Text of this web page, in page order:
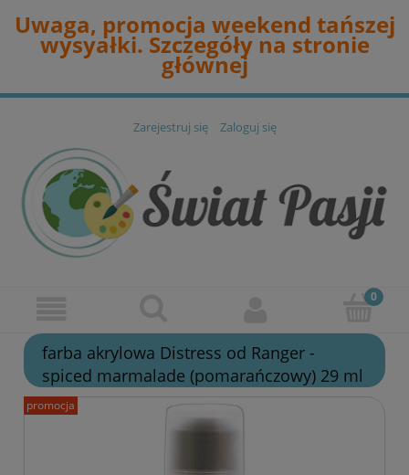
Uwaga, promocja weekend tańszej
wysyałki. Szczegóły na stronie
głównej
Zarejestruj się Zaloguj się
farba akrylowa Distress od Ranger -
spiced marmalade (pomarańczowy) 29 ml
promocja